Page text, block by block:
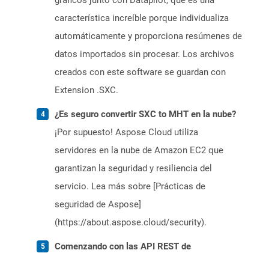
característica increíble porque individualiza
automáticamente y proporciona resúmenes de
datos importados sin procesar. Los archivos
creados con este software se guardan con
Extension .SXC.
¿Es seguro convertir SXC to MHT en la nube?
¡Por supuesto! Aspose Cloud utiliza
servidores en la nube de Amazon EC2 que
garantizan la seguridad y resiliencia del
servicio. Lea más sobre [Prácticas de
seguridad de Aspose]
(https://about.aspose.cloud/security).
Comenzando con las API REST de